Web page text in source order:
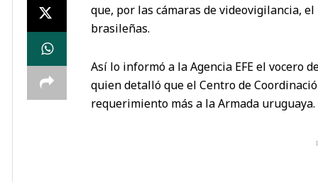
que, por las cámaras de videovigilancia,
brasileñas.
Así lo informó a la Agencia EFE el vocero
quien detalló que el Centro de
requerimiento más a la Armada uruguaya.